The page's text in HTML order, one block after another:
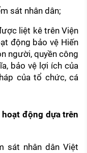
sát nhân dân;
liệt kê trên Viện
động bảo vệ Hiến
người, quyền công
bảo vệ lợi ích của
của tổ chức, cá
động dựa trên
sát nhân dân Việt